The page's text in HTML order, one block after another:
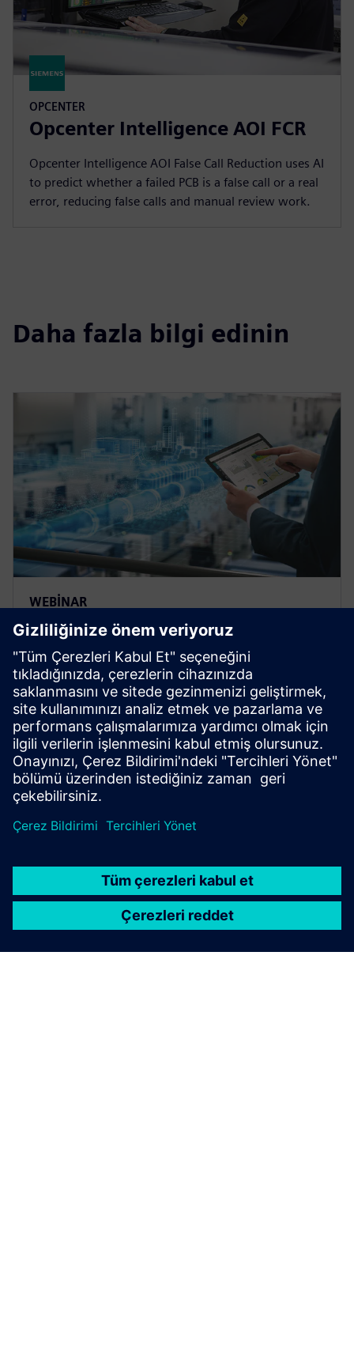
OPCENTER
Opcenter Intelligence AOI FCR
Opcenter Intelligence AOI False Call Reduction uses AI
to predict whether a failed PCB is a false call or a real
error, reducing false calls and manual review work.
Daha fazla bilgi edinin
WEBINAR
Context is everything:
Mastering manufacturing data
analysis
Optimal data usage in manufacturing with Siemens
solutions